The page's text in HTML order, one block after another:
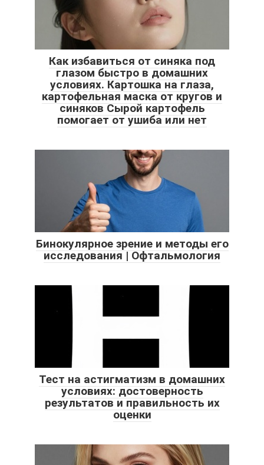
Как избавиться от синяка под
глазом быстро в домашних
условиях. Картошка на глаза,
картофельная маска от кругов и
синяков Сырой картофель
помогает от ушиба или нет
Бинокулярное зрение и методы его
исследования | Офтальмология
Тест на астигматизм в домашних
условиях: достоверность
результатов и правильность их
оценки